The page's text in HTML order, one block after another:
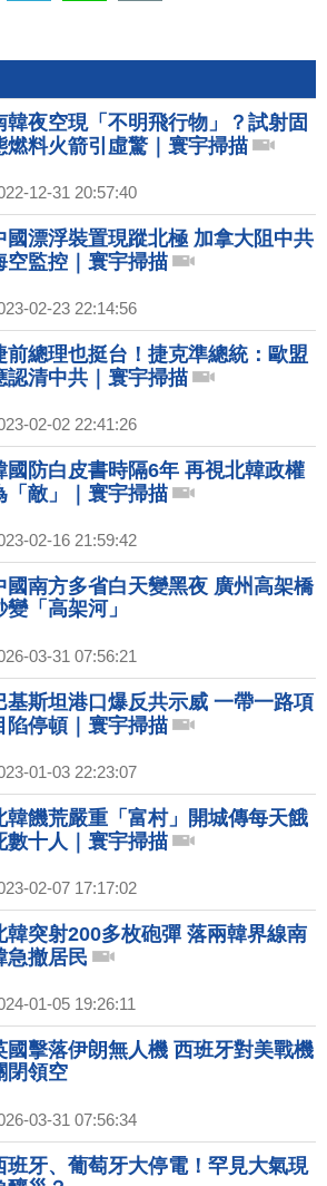
韓夜空現「不明飛行物」？試射固
燃料火箭引虛驚｜寰宇掃描
12-31 20:57:40
國漂浮裝置現蹤北極 加拿大阻中共
空監控｜寰宇掃描
02-23 22:14:56
前總理也挺台！捷克準總統：歐盟
認清中共｜寰宇掃描
02-02 22:41:26
國防白皮書時隔6年 再視北韓政權
「敵」｜寰宇掃描
02-16 21:59:42
國南方多省白天變黑夜 廣州高架橋
變「高架河」
03-31 07:56:21
基斯坦港口爆反共示威 一帶一路項
陷停頓｜寰宇掃描
01-03 22:23:07
韓饑荒嚴重「富村」開城傳每天餓
數十人｜寰宇掃描
02-07 17:17:02
韓突射200多枚砲彈 落兩韓界線南
急撤居民
01-05 19:26:11
國擊落伊朗無人機 西班牙對美戰機
閉領空
03-31 07:56:34
班牙、葡萄牙大停電！罕見大氣現